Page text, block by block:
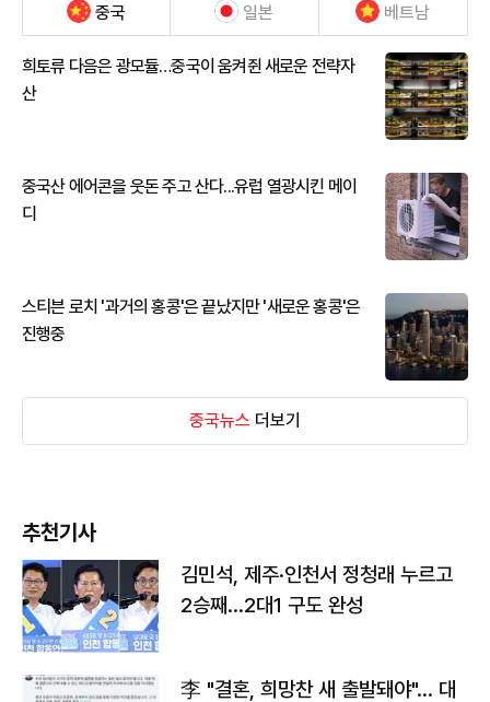
중국 일본 베트남
희토류 다음은 광모듈…중국이 움켜쥔 새로운 전략자
산
중국산 에어콘을 웃돈 주고 산다...유럽 열광시킨 메이
디
스티븐 로치 '과거의 홍콩'은 끝났지만 '새로운 홍콩'은
진행중
중국뉴스 더보기
추천기사
김민석, 제주·인천서 정청래 누르고
2승째…2대1 구도 완성
李 "결혼, 희망찬 새 출발돼야"… 대